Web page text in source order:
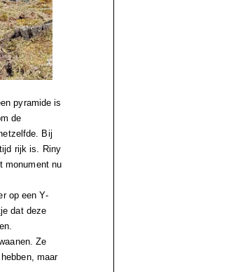
pyramide is
de
Bij
rijk is. Riny
monument nu
op een Y-
dat deze
Ze
maar